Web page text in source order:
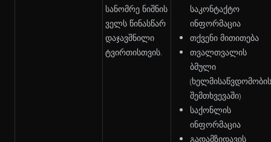
სანომრე ნიშნის
ველს წინასწარ
დაჯავშნილი
ტვირთისთვის.
საკონტაქტო
ინფორმაცია
თქვენი მითითება
თვალთვალის
ბმული
შემთხვევაში)
საქონლის
ინფორმაცია
გადამზიდავის